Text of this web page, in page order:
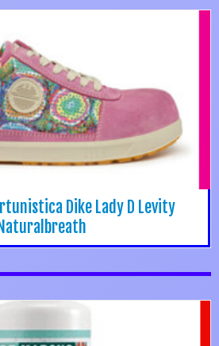
Dike Lady D Levity
Naturalbreath